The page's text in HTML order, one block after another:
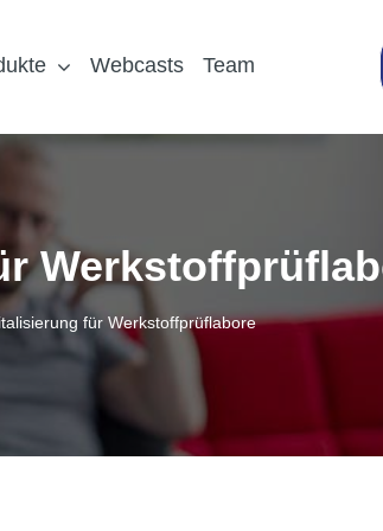
Webcasts Team
für Werkstoffprüflabore